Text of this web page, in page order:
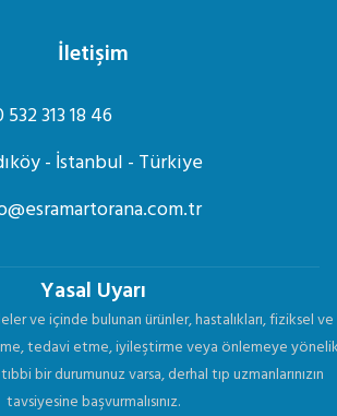
İletişim
532 313 18 46
- İstanbul - Türkiye
Yasal Uyarı
ve içinde bulunan ürünler, hastalıkları, fiziksel ve
tedavi etme, iyileştirme veya önlemeye
bir durumunuz varsa, derhal tıp uzmanlarınızın
tavsiyesine başvurmalısınız.